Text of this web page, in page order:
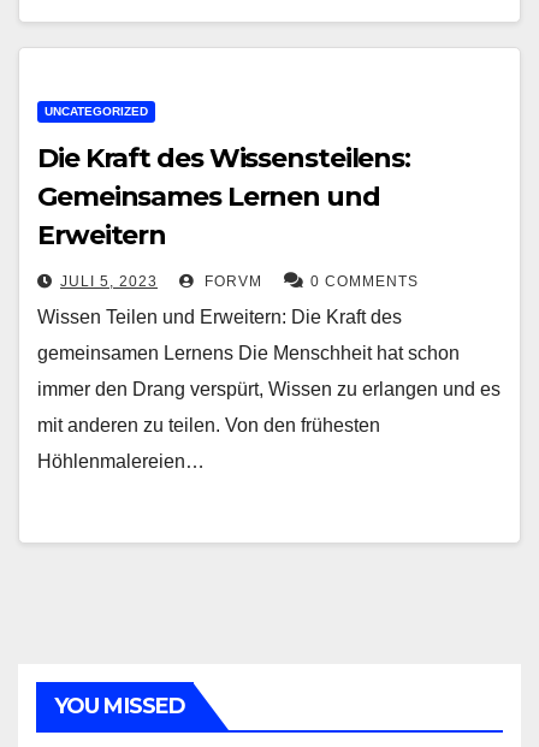
UNCATEGORIZED
Die Kraft des Wissensteilens:
Gemeinsames Lernen und
Erweitern
JULI 5, 2023 FORVM 0 COMMENTS
Wissen Teilen und Erweitern: Die Kraft des
gemeinsamen Lernens Die Menschheit hat schon
immer den Drang verspürt, Wissen zu erlangen und es
mit anderen zu teilen. Von den frühesten
Höhlenmalereien…
YOU MISSED